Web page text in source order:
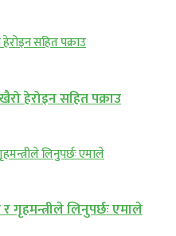
हेरोइन सहित पक्राउ
र गृहमन्त्रीले लिनुपर्छः एमाले